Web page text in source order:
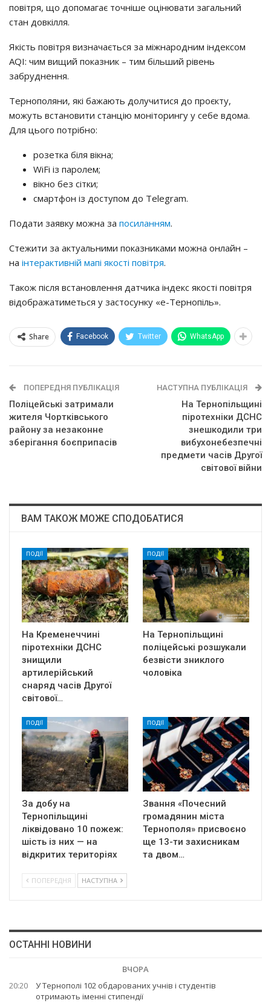
повітря, що допомагає точніше оцінювати загальний
стан довкілля.
Якість повітря визначається за міжнародним індексом
AQI: чим вищий показник – тим більший рівень
забруднення.
Тернополяни, які бажають долучитися до проєкту,
можуть встановити станцію моніторингу у себе вдома.
Для цього потрібно:
розетка біля вікна;
WiFi із паролем;
вікно без сітки;
смартфон із доступом до Telegram.
Подати заявку можна за посиланням.
Стежити за актуальними показниками можна онлайн –
на інтерактивній мапі якості повітря.
Також після встановлення датчика індекс якості повітря
відображатиметься у застосунку «е-Тернопіль».
Share Facebook Twitter WhatsApp
ПОПЕРЕДНЯ ПУБЛІКАЦІЯ
Поліцейські затримали
жителя Чортківського
району за незаконне
зберігання боєприпасів
НАСТУПНА ПУБЛІКАЦІЯ
На Тернопільщині
піротехніки ДСНС
знешкодили три
вибухонебезпечні
предмети часів Другої
світової війни
ВАМ ТАКОЖ МОЖЕ СПОДОБАТИСЯ
ПОДІЇ
На Кременеччині
піротехніки ДСНС
знищили
артилерійський
снаряд часів Другої
світової…
ПОДІЇ
На Тернопільщині
поліцейські розшукали
безвісти зниклого
чоловіка
ПОДІЇ
За добу на
Тернопільщині
ліквідовано 10 пожеж:
шість із них — на
відкритих територіях
ПОДІЇ
Звання «Почесний
громадянин міста
Тернополя» присвоєно
ще 13-ти захисникам
та двом…
ПОПЕРЕДНЯ НАСТУПНА
ОСТАННІ НОВИНИ
ВЧОРА
20:20
У Тернополі 102 обдарованих учнів і студентів
отримають іменні стипендії